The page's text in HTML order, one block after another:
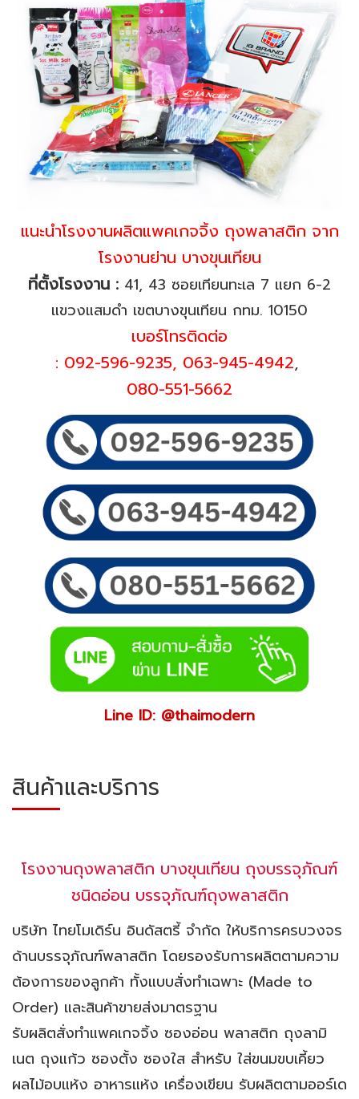
แนะนำโรงงานผลิตแพคเกจจิ้ง ถุงพลาสติก จาก
โรงงานย่าน บางขุนเทียน
ที่ตั้งโรงงาน : 41, 43 ซอยเทียนทะเล 7 แยก 6-2
แขวงแสมดำ เขตบางขุนเทียน กทม. 10150
เบอร์โทรติดต่อ
: 092-596-9235, 063-945-4942,
080-551-5662
Line ID: @thaimodern
สินค้าและบริการ
โรงงานถุงพลาสติก บางขุนเทียน ถุงบรรจุภัณฑ์
ชนิดอ่อน บรรจุภัณฑ์ถุงพลาสติก
บริษัท ไทยโมเดิร์น อินดัสตรี้ จำกัด ให้บริการครบวงจร
ด้านบรรจุภัณฑ์พลาสติก โดยรองรับการผลิตตามความ
ต้องการของลูกค้า ทั้งแบบสั่งทำเฉพาะ (Made to
Order) และสินค้าขายส่งมาตรฐาน
รับผลิตสั่งทำแพคเกจจิ้ง ซองอ่อน พลาสติก ถุงลามิ
เนต ถุงแก้ว ซองตั้ง ซองใส สำหรับ ใส่ขนมขบเคี้ยว
ผลไม้อบแห้ง อาหารแห้ง เครื่องเขียน รับผลิตตามออร์เด